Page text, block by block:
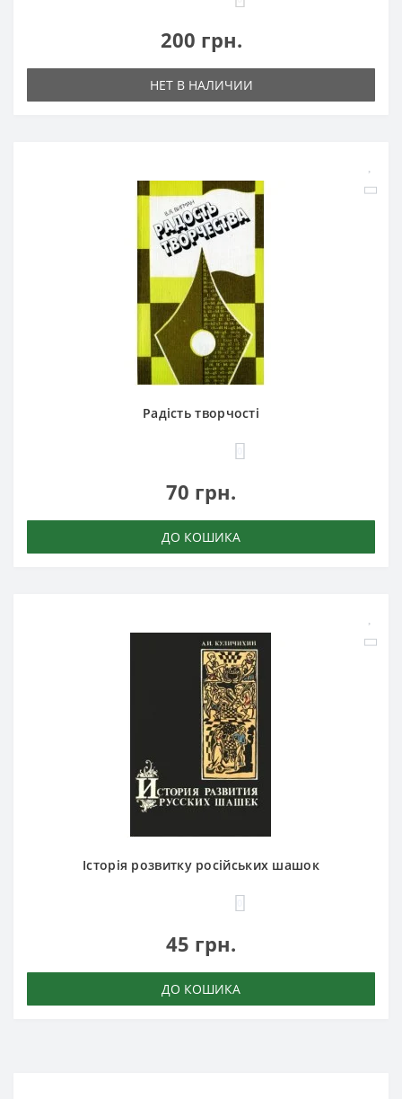
200 грн.
НЕТ В НАЛИЧИИ
Радість творчості
70 грн.
ДО КОШИКА
Історія розвитку російських шашок
45 грн.
ДО КОШИКА